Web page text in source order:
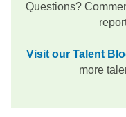
Questions?
Visit our Talent
more